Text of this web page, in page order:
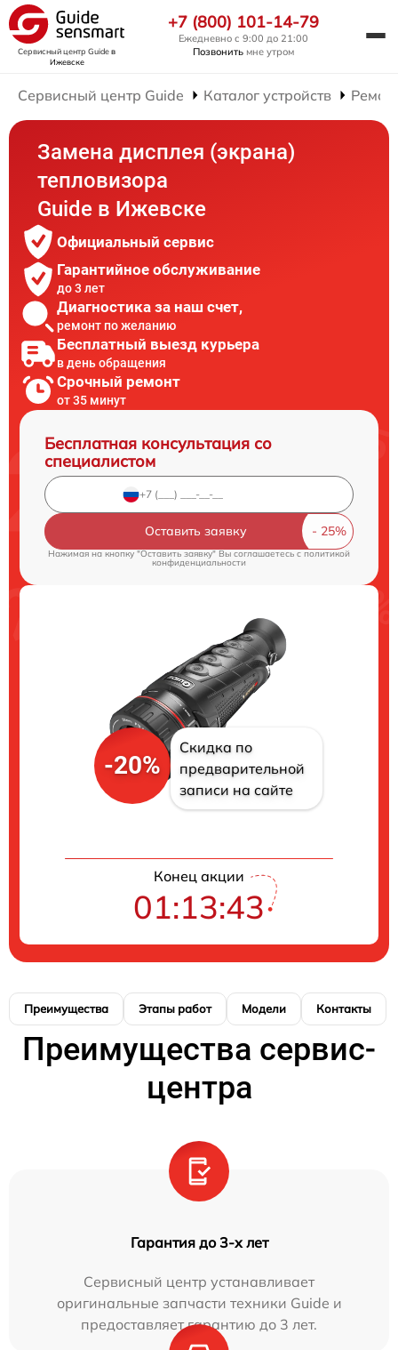
Сервисный центр Guideв
Ижевске
+7 (800) 101-14-79
Ежедневно с 9:00 до 21:00
Позвонить мне утром
Сервисный центр Guide Каталог устройств
Замена дисплея (экрана)
тепловизора
Guide в Ижевске
Официальный сервис
Гарантийное обслуживание
до 3 лет
Диагностика за наш счет,
ремонт по желанию
Бесплатный выезд курьера
в день обращения
Срочный ремонт
от 35 минут
Бесплатная консультация со
специалистом
Оставить заявку
Нажимая на кнопку "Оставить заявку" Вы соглашаетесь cполитикой
конфиденциальности
-20%
Скидка по
предварительной
записи на сайте
Конец акции
01:13:42
Преимущества Этапы работ Модели Контакты
Преимущества сервис-
центра
Гарантия до 3-х лет
Сервисный центр устанавливает
оригинальные запчасти техники Guide и
предоставляет гарантию до 3 лет.